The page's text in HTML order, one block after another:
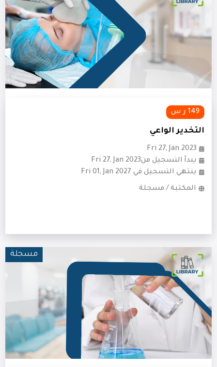
149 ر س
التخدير الواعي
Fri 27, Jan 2023
يبدأ التسجيل منFri 27, Jan 2023
ينتهي التسجيل في Fri 01, Jan 2027
المكتبة / مسجلة
مسجلة